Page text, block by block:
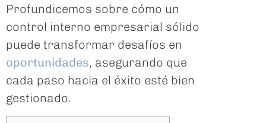
Profundicemos sobre cómo un
control interno empresarial sólido
puede transformar desafíos en
oportunidades, asegurando que
cada paso hacia el éxito esté bien
gestionado.